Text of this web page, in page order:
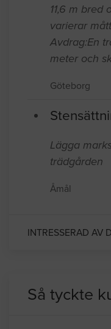
11,6 m bred
varierar
Avdrag:En
meter och
Göteborg
Lägga
trädgården
Åmål
INTRESSERAD AV
Så tyckte